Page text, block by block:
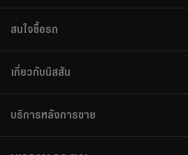
สนใจซื้อรถ
เกี่ยวกับนิสสัน
บริการหลังการขาย